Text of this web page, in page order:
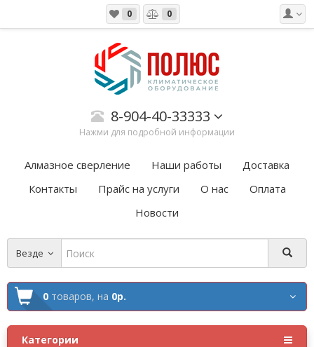
0 0
8-904-40-33333
Нажми для подробной информации
Алмазное сверление Наши работы
Доставка
Контакты
Прайс на услуги О нас
Оплата
Новости
Везде
0 товаров, на 0р.
Категории